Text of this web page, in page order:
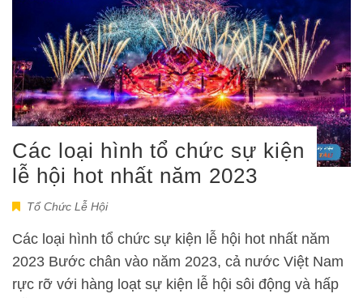
Các loại hình tổ chức sự kiện
lễ hội hot nhất năm 2023
Tổ Chức Lễ Hội
Các loại hình tổ chức sự kiện lễ hội hot nhất năm
2023 Bước chân vào năm 2023, cả nước Việt Nam
rực rỡ với hàng loạt sự kiện lễ hội sôi động và hấp